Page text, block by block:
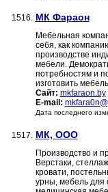
1516. МК Фараон
Мебельная
себя, как
производстве
мебели.
потребностям и
изготовить
Сайт: mkfaraon.by
E-mail:
Дата последнего
1517. МК, ООО
Производство и
Верстаки,
кровати,
урны, мебель